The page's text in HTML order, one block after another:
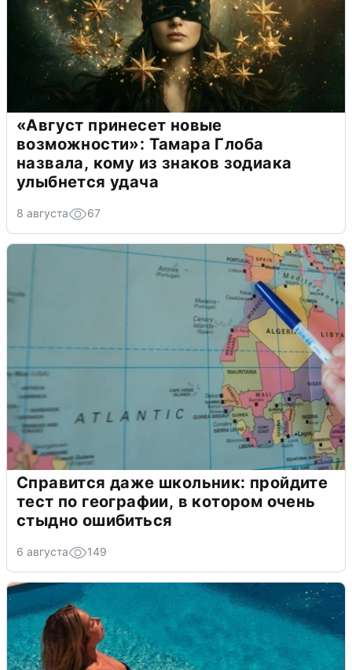
«Август принесет новые
возможности»: Тамара Глоба
назвала, кому из знаков зодиака
улыбнется удача
8 августа 67
Справится даже школьник: пройдите
тест по географии, в котором очень
стыдно ошибиться
6 августа 149